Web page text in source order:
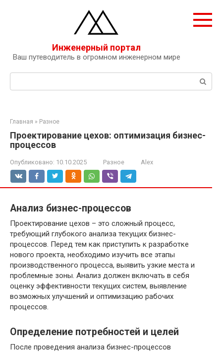
Инженерный портал
Ваш путеводитель в огромном инженерном мире
Поиск:
Главная » Разное
Проектирование цехов: оптимизация бизнес-
процессов
Опубликовано: 10.10.2025 Разное Alex
Анализ бизнес-процессов
Проектирование цехов – это сложный процесс,
требующий глубокого анализа текущих бизнес-
процессов. Перед тем как приступить к разработке
нового проекта, необходимо изучить все этапы
производственного процесса, выявить узкие места и
проблемные зоны. Анализ должен включать в себя
оценку эффективности текущих систем, выявление
возможных улучшений и оптимизацию рабочих
процессов.
Определение потребностей и целей
После проведения анализа бизнес-процессов